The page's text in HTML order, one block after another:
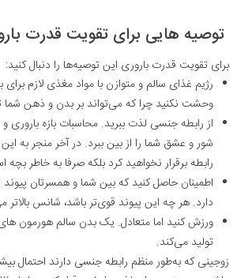
توصیه هایی برای تقویت قدرت
برای تقویت قدرت باروری این توصیه‌ها را دنبال کنید:
رژیم غذای سالم و متوازن با مواد مغذی لازم برای
وحشت نکنید چرا که می‌تواند بر بدن و ذهن شما
از رابطه جنسی لذت ببرید. محاسبات بازه باروری
شور و عشق شما را از بین ببرد. در آخر منجر به
رابطه برقرار نخواهید کرد بلکه صرفا به خاطر
اطمینان حاصل کنید که بین شما و همسرتان
دارد. هر چه این پیوند قوی‌تر باشد، شانس بالاتر
ورزش کنید اما متعادل. یک بدن سالم هورمون های
تولید می‌کند.
زوجینی که به‌طور منظم رابطه جنسی دارند احتمال